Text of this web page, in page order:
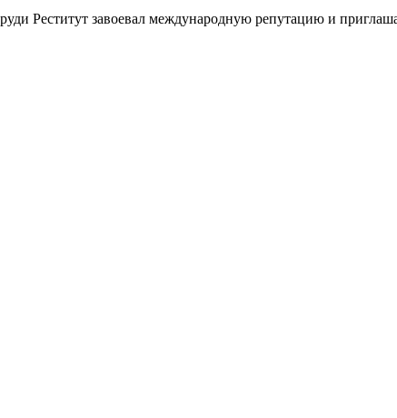
Реститут завоевал международную репутацию и